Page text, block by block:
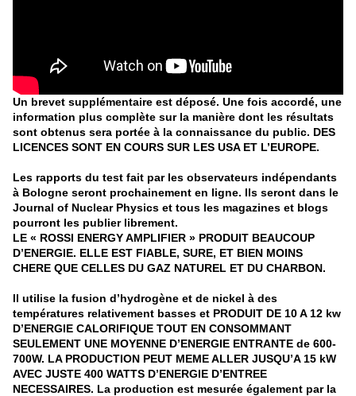
Un brevet supplémentaire est déposé. Une fois accordé, une
information plus complète sur la manière dont les résultats
sont obtenus sera portée à la connaissance du public. DES
LICENCES SONT EN COURS SUR LES USA ET L’EUROPE.
Les rapports du test fait par les observateurs indépendants
à Bologne seront prochainement en ligne. Ils seront dans le
Journal of Nuclear Physics et tous les magazines et blogs
pourront les publier librement.
LE « ROSSI ENERGY AMPLIFIER » PRODUIT BEAUCOUP
D’ENERGIE. ELLE EST FIABLE, SURE, ET BIEN MOINS
CHERE QUE CELLES DU GAZ NATUREL ET DU CHARBON.
Il utilise la fusion d’hydrogène et de nickel à des
températures relativement basses et PRODUIT DE 10 A 12 kw
D’ENERGIE CALORIFIQUE TOUT EN CONSOMMANT
SEULEMENT UNE MOYENNE D’ENERGIE ENTRANTE de 600-
700W. LA PRODUCTION PEUT MEME ALLER JUSQU’A 15 kW
AVEC JUSTE 400 WATTS D’ENERGIE D’ENTREE
NECESSAIRES. La production est mesurée également par la